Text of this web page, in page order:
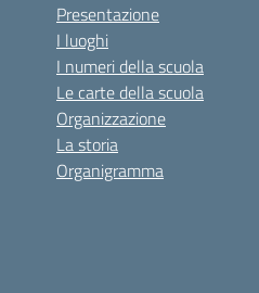
Presentazione
I luoghi
I numeri della scuola
Le carte della scuola
Organizzazione
La storia
Organigramma